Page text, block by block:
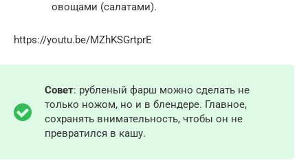
овощами (салатами).
https://youtu.be/MZhKSGrtprE
Совет: рубленый фарш можно сделать не
только ножом, но и в блендере. Главное,
сохранять внимательность, чтобы он не
превратился в кашу.